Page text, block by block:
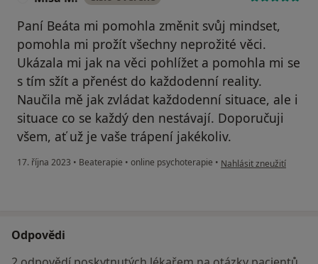
Paní Beáta mi pomohla změnit svůj mindset,
pomohla mi prožít všechny neprožité věci.
Ukázala mi jak na věci pohlížet a pomohla mi se
s tím sžít a přenést do každodenní reality.
Naučila mě jak zvládat každodenní situace, ale i
situace co se každý den nestávají. Doporučuji
všem, ať už je vaše trápení jakékoliv.
17. října 2023 • Beaterapie • online psychoterapie • podle názoru uživatele
Nahlásit zneužití
Odpovědi